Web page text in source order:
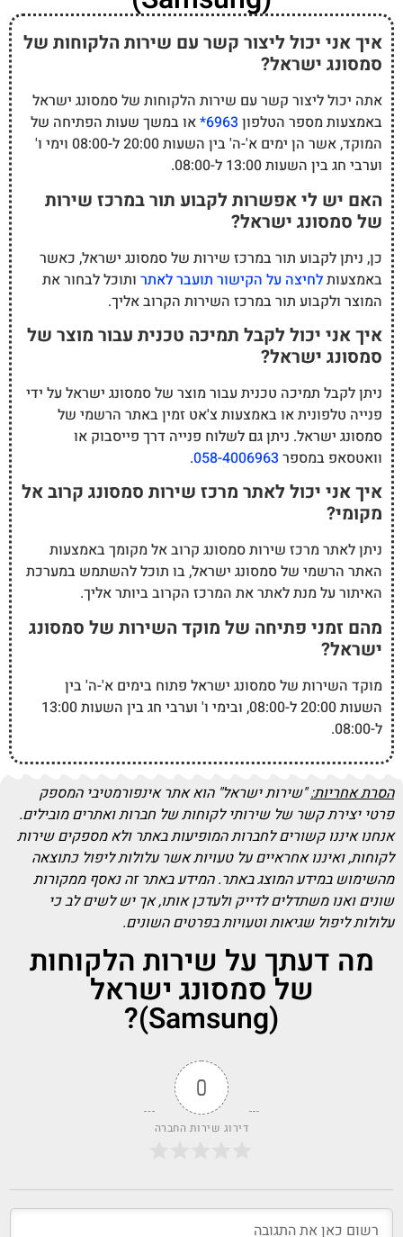
איך אני יכול ליצור קשר עם שירות הלקוחות של
סמסונג ישראל?
אתה יכול ליצור קשר עם שירות הלקוחות של סמסונג ישראל
באמצעות מספר הטלפון 6963* או במשך שעות הפתיחה של
המוקד, אשר הן ימים א'-ה' בין השעות 20:00 ל-08:00 וימי ו'
וערבי חג בין השעות 13:00 ל-08:00.
האם יש לי אפשרות לקבוע תור במרכז שירות
של סמסונג ישראל?
כן, ניתן לקבוע תור במרכז שירות של סמסונג ישראל, כאשר
באמצעותלחיצה על הקישור תועבר לאתר ותוכל לבחור את
המוצר ולקבוע תור במרכז השירות הקרוב אליך.
איך אני יכול לקבל תמיכה טכנית עבור מוצר של
סמסונג ישראל?
ניתן לקבל תמיכה טכנית עבור מוצר של סמסונג ישראל על ידי
פנייה טלפונית או באמצעות צ'אט זמין באתר הרשמי של
סמסונג ישראל. ניתן גם לשלוח פנייה דרך פייסבוק או
וואטסאפ במספר 058-4006963
.
איך אני יכול לאתר מרכז שירות סמסונג קרוב אל
מקומי?
ניתן לאתר מרכז שירות סמסונג קרוב אל מקומך באמצעות
האתר הרשמי של סמסונג ישראל, בו תוכל להשתמש במערכת
האיתור על מנת לאתר את המרכז הקרוב ביותר אליך.
מהם זמני פתיחה של מוקד השירות של סמסונג
ישראל?
מוקד השירות של סמסונג ישראל פתוח בימים א'-ה' בין
השעות 20:00 ל-08:00, ובימי ו' וערבי חג בין השעות 13:00
ל-08:00.
הסרת אחריות:"שירות ישראל" הוא אתר אינפורמטיבי המספק
פרטי יצירת קשר של שירותי לקוחות של חברות ואתרים מובילים.
אנחנו איננו קשורים לחברות המופיעות באתר ולא מספקים שירות
לקוחות, ואיננו אחראיים על טעויות אשר עלולות ליפול כתוצאה
מהשימוש במידע המוצג באתר. המידע באתר זה נאסף ממקורות
שונים ואנו משתדלים לדייק ולעדכן אותו, אך יש לשים לב כי
עלולות ליפול שגיאות וטעויות בפרטים השונים.
מה דעתך על שירות הלקוחות
של סמסונג ישראל
(Samsung)?
0
דירוג שירות החברה